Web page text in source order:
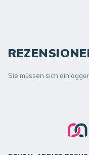
Sie müssen sich